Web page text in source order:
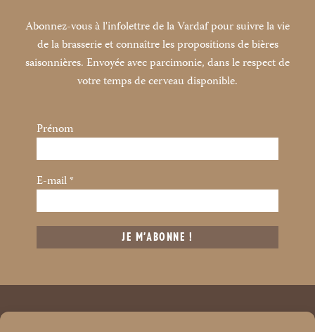
Abonnez-vous à l'infolettre de la Vardaf pour suivre la vie
de la brasserie et connaître les propositions de bières
saisonnières. Envoyée avec parcimonie, dans le respect de
votre temps de cerveau disponible.
Prénom
E-mail*